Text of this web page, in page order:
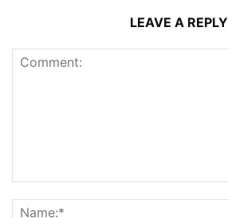
LEAVE A REPLY